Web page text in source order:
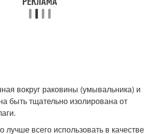
вокруг раковины (умывальника) и
быть тщательно изолирована от
лучше всего использовать в качестве